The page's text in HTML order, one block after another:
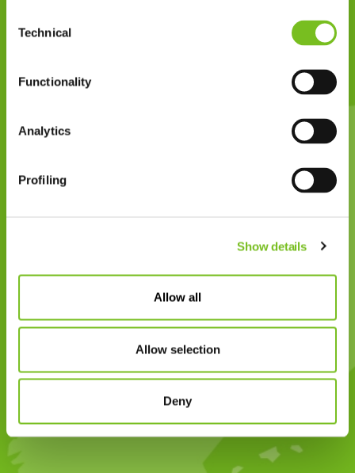
Selection
Technical
Functionality
Analytics
Profiling
Show details
Allow all
Allow selection
Deny
7.9
is het gemiddelde cijfer waar
patiënten ons mee beoordelen